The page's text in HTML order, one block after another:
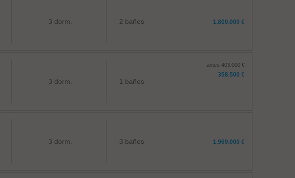
3 dorm. 2 baños 1.800.000 €
3 dorm. 1 baños
antes 403.000 €
358.500 €
3 dorm. 3 baños 1.969.000 €